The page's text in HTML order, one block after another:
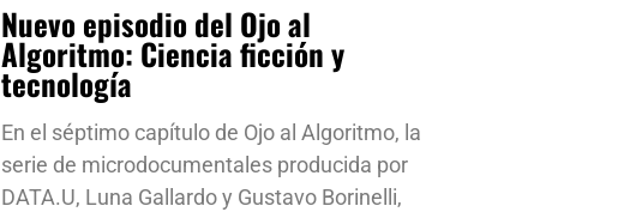
Nuevo episodio del Ojo al
Algoritmo: Ciencia ficción y
tecnología
En el séptimo capítulo de Ojo al Algoritmo, la
serie de microdocumentales producida por
DATA.U, Luna Gallardo y Gustavo Borinelli,